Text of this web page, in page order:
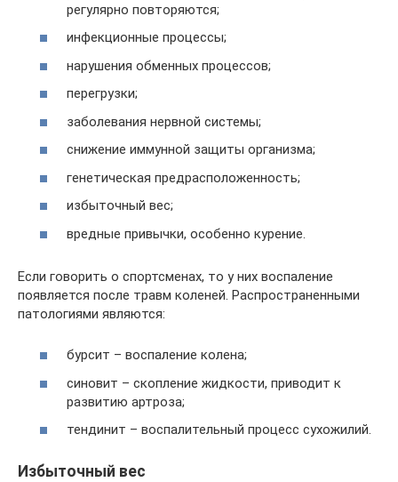
регулярно повторяются;
инфекционные процессы;
нарушения обменных процессов;
перегрузки;
заболевания нервной системы;
снижение иммунной защиты организма;
генетическая предрасположенность;
избыточный вес;
вредные привычки, особенно курение.
Если говорить о спортсменах, то у них воспаление
появляется после травм коленей. Распространенными
патологиями являются:
бурсит – воспаление колена;
синовит – скопление жидкости, приводит к
развитию артроза;
тендинит – воспалительный процесс сухожилий.
Избыточный вес